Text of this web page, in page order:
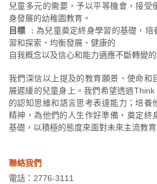
兒童多元的需要，予以平等機會，接受
身發展的幼稚園教育。
目標 ﹕為兒童奠定終身學習的基礎，
習和探索、均衡發展、健康的
自我概念以及信心和能力適應不斷轉變的
我們深信以上提及的教育願景、使命和
展遲緩的兒童身上。我們希望透過
的認知思維和語言思考表達能力；培養
精神，為他們的人生作好準備，奠定終
基礎，以積極的態度來面對未來主流教
聯絡我們
電話：2776-3111